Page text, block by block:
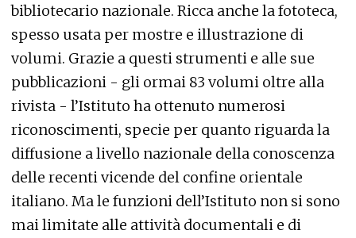
bibliotecario nazionale. Ricca anche la fototeca,
spesso usata per mostre e illustrazione di
volumi. Grazie a questi strumenti e alle sue
pubblicazioni - gli ormai 83 volumi oltre alla
rivista - l’Istituto ha ottenuto numerosi
riconoscimenti, specie per quanto riguarda la
diffusione a livello nazionale della conoscenza
delle recenti vicende del confine orientale
italiano. Ma le funzioni dell’Istituto non si sono
mai limitate alle attività documentali e di